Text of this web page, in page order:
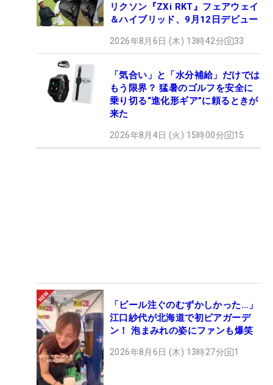
リクソン『ZXi RKT』フェアウェイ
＆ハイブリッド、9月12日デビュー
2026年8月6日 (木) 13時42分 33
「気合い」と「水分補給」だけでは
もう限界？ 猛暑のゴルフを安全に
乗り切る“進化形ギア”に頼るときが
来た
2026年8月4日 (火) 15時00分 15
「ビール注ぐのむずかしかった…」
江口紗代が北海道で初ビアガーデ
ン！ 泡まみれの姿にファンも爆笑
2026年8月6日 (木) 13時27分 1